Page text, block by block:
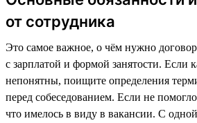
от сотрудника
Это самое важное, о чём нужно
с зарплатой и формой занятости. Если
непонятны, поищите определения
перед собеседованием. Если не
что имелось в виду в вакансии. С